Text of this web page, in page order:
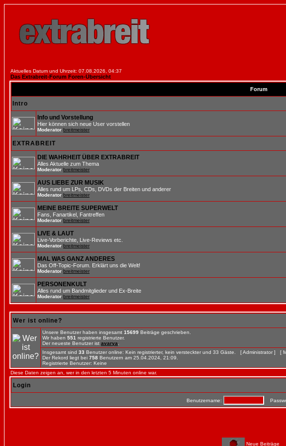
Aktuelles Datum und Uhrzeit: 07.08.2026, 04:37
Das Extrabreit-Forum Foren-Übersicht
Forum
Intro
Info und Vorstellung
Hier können sich neue User vorstellen
Moderator breitmeister
EXTRABREIT
DIE WAHRHEIT ÜBER EXTRABREIT
Alles Aktuelle zum Thema
Moderator breitmeister
AUS LIEBE ZUR MUSIK
Alles rund um LPs, CDs, DVDs der Breiten und anderer
Moderator breitmeister
MEINE BREITE SUPERWELT
Fans, Fanartikel, Fantreffen
Moderator breitmeister
LIVE & LAUT
Live-Vorberichte, Live-Reviews etc.
Moderator breitmeister
MAL WAS GANZ ANDERES
Das Off-Topic-Forum. Erklärt uns die Welt!
Moderator breitmeister
PERSONENKULT
Alles rund um Bandmitglieder und Ex-Breite
Moderator breitmeister
Wer ist online?
Unsere Benutzer haben insgesamt 15699 Beiträge geschrieben.
Wir haben 551 registrierte Benutzer.
Der neueste Benutzer ist avarya
Insgesamt sind 33 Benutzer online: Kein registrierter, kein versteckter und 33 Gäste. [Administrator ] [
Der Rekord liegt bei 758 Benutzern am 25.04.2024, 21:09.
Registrierte Benutzer: Keine
Diese Daten zeigen an, wer in den letzten 5 Minuten online war.
Login
Benutzername:
Neue Beiträge